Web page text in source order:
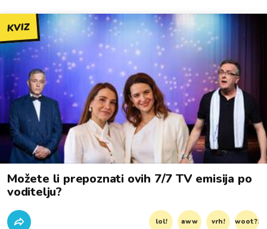
KVIZ
Možete li prepoznati ovih 7/7 TV emisija po
voditelju?
lol! aww vrh! woot?!